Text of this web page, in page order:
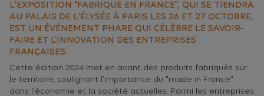
L'EXPOSITION "FABRIQUÉ EN FRANCE", QUI SE TIENDRA
AU PALAIS DE L'ÉLYSÉE À PARIS LES 26 ET 27 OCTOBRE,
EST UN ÉVÉNEMENT PHARE QUI CÉLÈBRE LE SAVOIR-
FAIRE ET L’INNOVATION DES ENTREPRISES
FRANÇAISES.
Cette édition 2024 met en avant des produits fabriqués sur
le territoire, soulignant l’importance du "made in France"
dans l'économie et la société actuelles. Parmi les entreprises